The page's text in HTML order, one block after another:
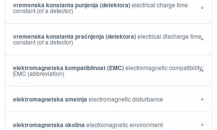
vremenska konstanta punjenja (detektora)electrical charge time
constant (of a detector)
vremenska konstanta praćnjenja (detektora)electrical discharge time
constant (of a detector)
elektromagnetska kompatibilnost (EMC)electromagnetic compatibility;
EMC (abbreviation)
elektromagnetska smetnjaelectromagnetic disturbance
elektromagnetska okolinaelectromagnetic environment